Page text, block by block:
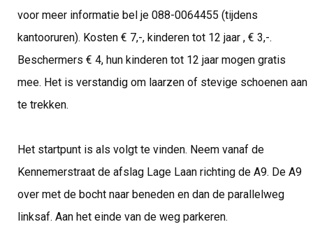
voor meer informatie bel je 088-0064455 (tijdens
kantooruren). Kosten € 7,-, kinderen tot 12 jaar , € 3,-.
Beschermers € 4, hun kinderen tot 12 jaar mogen gratis
mee. Het is verstandig om laarzen of stevige schoenen aan
te trekken.
Het startpunt is als volgt te vinden. Neem vanaf de
Kennemerstraat de afslag Lage Laan richting de A9. De A9
over met de bocht naar beneden en dan de parallelweg
linksaf. Aan het einde van de weg parkeren.